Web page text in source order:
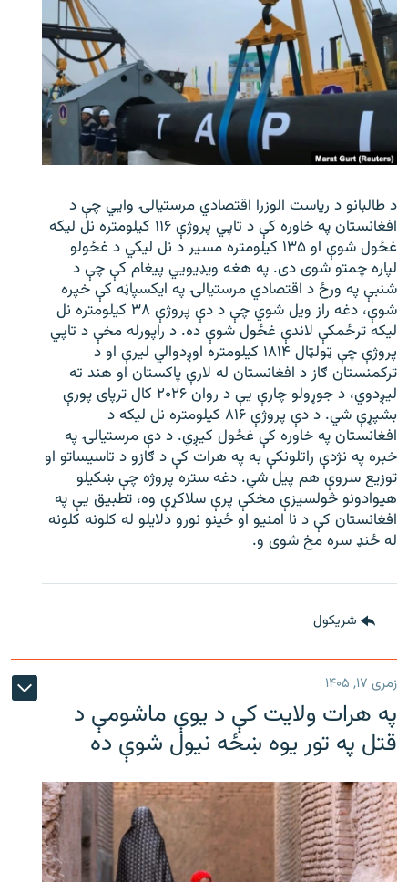
د طالبانو د ریاست الوزرا اقتصادي مرستیالۍ وایي چې د
افغانستان په خاوره کې د تاپي پروژې ۱۱۶ کیلومتره نل لیکه
غځول شوې او ۱۳۵ کیلومتره مسیر د نل لیکي د غځولو
لپاره چمتو شوی دی. په هغه ویډیویي پیغام کې چې د
شنبې په ورځ د اقتصادي مرستیالۍ په ایکسپاڼه کې خپره
شوې، دغه راز ویل شوي چې د دې پروژې ۳۸ کیلومتره نل
لیکه ترځمکې لاندې غځول شوې ده. د راپورله مخې د تاپي
پروژې چې ټولټال ۱۸۱۴ کیلومتره اوږدوالي لیرې او د
ترکمنستان ګاز د افغانستان له لارې پاکستان او هند ته
لیږدوي، د جوړولو چارې یې د روان ۲۰۲۶ کال ترپای پورې
بشپړې شي. د دې پروژې ۸۱۶ کیلومتره نل لیکه د
افغانستان په خاوره کې غځول کیږي. د دې مرستیالۍ په
خبره په نژدې راتلونکې به په هرات کې د ګازو د تاسیساتو او
توزیع سروې هم پیل شي. دغه ستره پروژه چې ښکیلو
هیوادونو څولسیزې مخکې پرې سلاکړې وه، تطبیق یې په
افغانستان کې د نا امنیو او ځینو نورو دلایلو له کلونه کلونه
له ځنډ سره مخ شوی و.
شريکول
زمری ۱۷, ۱۴۰۵
په هرات ولایت کې د یوې ماشومې د
قتل په تور یوه ښځه نیول شوې ده